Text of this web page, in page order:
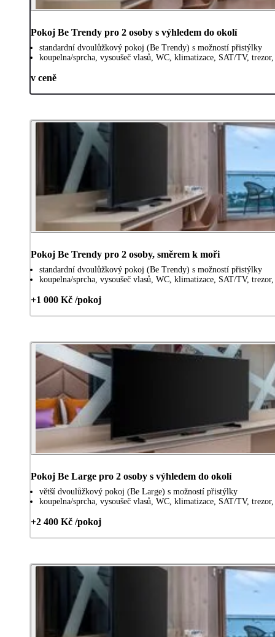
Pokoj Be Trendy pro 2 osoby s výhledem do okolí
standardní dvoulůžkový pokoj (Be Trendy) s možností přistýlky
koupelna/sprcha, vysoušeč vlasů, WC, klimatizace, SAT/TV,
v ceně
Pokoj Be Trendy pro 2 osoby, směrem k moři
standardní dvoulůžkový pokoj (Be Trendy) s možností přistýlky
koupelna/sprcha, vysoušeč vlasů, WC, klimatizace, SAT/TV,
+1 000 Kč /pokoj
Pokoj Be Large pro 2 osoby s výhledem do okolí
větší dvoulůžkový pokoj (Be Large) s možností přistýlky
koupelna/sprcha, vysoušeč vlasů, WC, klimatizace, SAT/TV,
+2 400 Kč /pokoj